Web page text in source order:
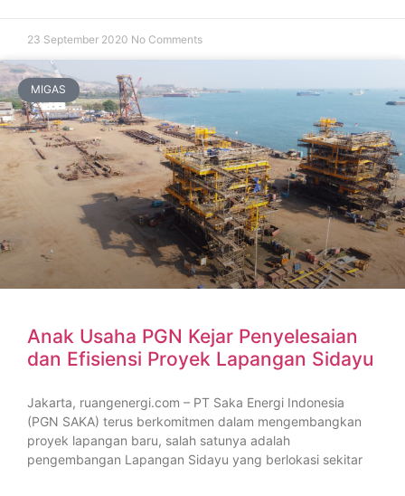
23 September 2020 No Comments
MIGAS
Anak Usaha PGN Kejar Penyelesaian
dan Efisiensi Proyek Lapangan Sidayu
Jakarta, ruangenergi.com – PT Saka Energi Indonesia
(PGN SAKA) terus berkomitmen dalam mengembangkan
proyek lapangan baru, salah satunya adalah
pengembangan Lapangan Sidayu yang berlokasi sekitar